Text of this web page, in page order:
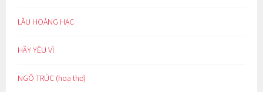
LẦU HOÀNG HẠC
HÃY YÊU VÌ
NGÕ TRÚC (hoạ thơ)